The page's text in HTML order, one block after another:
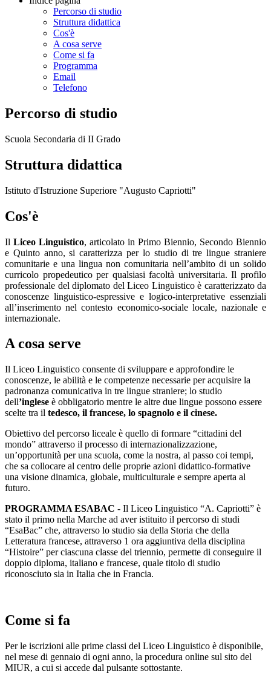
Percorso di studio
Struttura didattica
Cos'è
A cosa serve
Come si fa
Programma
Email
Telefono
Percorso di studio
Scuola Secondaria di II Grado
Struttura didattica
Istituto d'Istruzione Superiore "Augusto Capriotti"
Cos'è
Il Liceo Linguistico, articolato in Primo Biennio, Secondo Biennio
e Quinto anno, si caratterizza per lo studio di tre lingue straniere
comunitarie e una lingua non comunitaria nell’ambito di un solido
curricolo propedeutico per qualsiasi facoltà universitaria. Il profilo
professionale del diplomato del Liceo Linguistico è caratterizzato da
conoscenze linguistico-espressive e logico-interpretative essenziali
all’inserimento nel contesto economico-sociale locale, nazionale e
internazionale.
A cosa serve
Il Liceo Linguistico consente di sviluppare e approfondire le
conoscenze, le abilità e le competenze necessarie per acquisire la
padronanza comunicativa in tre lingue straniere; lo studio
dell’inglese è obbligatorio mentre le altre due lingue possono essere
scelte tra il tedesco, il francese, lo spagnolo e il cinese.
Obiettivo del percorso liceale è quello di formare “cittadini del
mondo” attraverso il processo di internazionalizzazione,
un’opportunità per una scuola, come la nostra, al passo coi tempi,
che sa collocare al centro delle proprie azioni didattico-formative
una visione dinamica, globale, multiculturale e sempre aperta al
futuro.
PROGRAMMA ESABAC - Il Liceo Linguistico “A. Capriotti” è
stato il primo nella Marche ad aver istituito il percorso di studi
“EsaBac” che, attraverso lo studio sia della Storia che della
Letteratura francese, attraverso 1 ora aggiuntiva della disciplina
“Histoire” per ciascuna classe del triennio, permette di conseguire il
doppio diploma, italiano e francese, quale titolo di studio
riconosciuto sia in Italia che in Francia.
Come si fa
Per le iscrizioni alle prime classi del Liceo Linguistico è disponibile,
nel mese di gennaio di ogni anno, la procedura online sul sito del
MIUR, a cui si accede dal pulsante sottostante.